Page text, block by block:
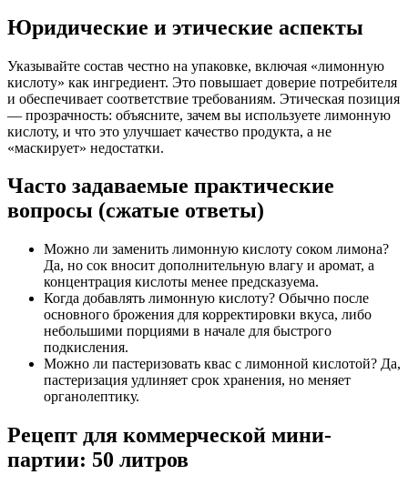
Юридические и этические аспекты
Указывайте состав честно на упаковке, включая «лимонную
кислоту» как ингредиент. Это повышает доверие потребителя
и обеспечивает соответствие требованиям. Этическая позиция
— прозрачность: объясните, зачем вы используете лимонную
кислоту, и что это улучшает качество продукта, а не
«маскирует» недостатки.
Часто задаваемые практические
вопросы (сжатые ответы)
Можно ли заменить лимонную кислоту соком лимона?
Да, но сок вносит дополнительную влагу и аромат, а
концентрация кислоты менее предсказуема.
Когда добавлять лимонную кислоту? Обычно после
основного брожения для корректировки вкуса, либо
небольшими порциями в начале для быстрого
подкисления.
Можно ли пастеризовать квас с лимонной кислотой? Да,
пастеризация удлиняет срок хранения, но меняет
органолептику.
Рецепт для коммерческой мини-
партии: 50 литров